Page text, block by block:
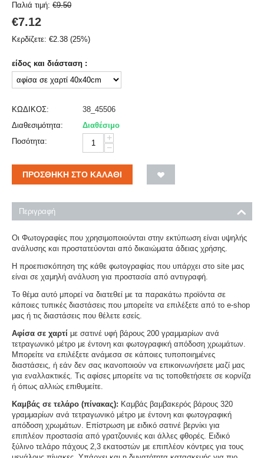
Παλιά τιμή: €9.50
€7.12
Κερδίζετε: €2.38 (25%)
είδος και διάσταση :
ΚΩΔΙΚΟΣ:
38_45506
Διαθεσιμότητα:
Διαθέσιμο
Ποσότητα:
+
−
ΠΡΟΣΘΉΚΗ ΣΤΟ ΚΑΛΆΘΙ
Περιγραφή
Οι Φωτογραφίες που χρησιμοποιούνται στην εκτύπωση είναι υψηλής
ανάλυσης και προστατεύονται από δικαιώματα άδειας χρήσης.
Η προεπισκόπηση της κάθε φωτογραφίας που υπάρχει στο site μας
είναι σε χαμηλή ανάλυση για προστασία από αντιγραφή.
Το θέμα αυτό μπορεί να διατεθεί με τα παρακάτω προϊόντα σε
κάποιες τυπικές διαστάσεις που μπορείτε να επιλέξετε από το e-shop
μας ή τις διαστάσεις που θέλετε εσείς.
Αφίσα σε χαρτί με σατινέ υφή βάρους 200 γραμμαρίων ανά
τετραγωνικό μέτρο με έντονη και φωτογραφική απόδοση χρωμάτων.
Μπορείτε να επιλέξετε ανάμεσα σε κάποιες τυποποιημένες
διαστάσεις, ή εάν δεν σας ικανοποιούν να επικοινωνήσετε μαζί μας
για εναλλακτικές. Τις αφίσες μπορείτε να τις τοποθετήσετε σε κορνίζα
ή όπως αλλιώς επιθυμείτε.
Καμβάς σε τελάρο (πίνακας): Καμβάς βαμβακερός βάρους 320
γραμμαρίων ανά τετραγωνικό μέτρο με έντονη και φωτογραφική
απόδοση χρωμάτων. Επίστρωση με ειδικό σατινέ βερνίκι για
επιπλέον προστασία από γρατζουνιές και άλλες φθορές. Ειδικό
ξύλινο τελάρο πάχους 2,3 εκατοστών με επιπλέον κόντρες για τους